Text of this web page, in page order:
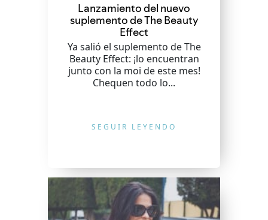
Lanzamiento del nuevo
suplemento de The Beauty
Effect
Ya salió el suplemento de The
Beauty Effect: ¡lo encuentran
junto con la moi de este mes!
Chequen todo lo...
SEGUIR LEYENDO